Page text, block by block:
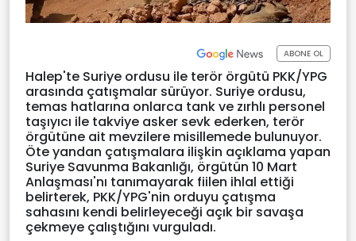
ABONE OL
Halep'te Suriye ordusu ile terör örgütü PKK/YPG
arasında çatışmalar sürüyor. Suriye ordusu,
temas hatlarına onlarca tank ve zırhlı personel
taşıyıcı ile takviye asker sevk ederken, terör
örgütüne ait mevzilere misillemede bulunuyor.
Öte yandan çatışmalara ilişkin açıklama yapan
Suriye Savunma Bakanlığı, örgütün 10 Mart
Anlaşması'nı tanımayarak fiilen ihlal ettiği
belirterek, PKK/YPG'nin orduyu çatışma
sahasını kendi belirleyeceği açık bir savaşa
çekmeye çalıştığını vurguladı.